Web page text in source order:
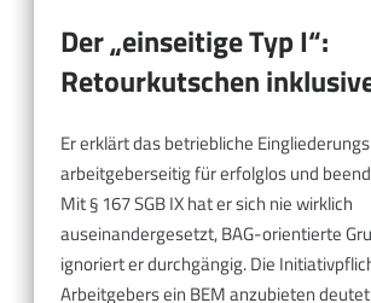
Der „einseitige Typ I“:
Retourkutschen
Er erklärt das betriebliche
arbeitgeberseitig für erfolglos und
Mit § 167 SGB IX hat er sich nie wirklich
auseinandergesetzt, BAG-orientierte
ignoriert er durchgängig. Die
Arbeitgebers ein BEM anzubieten